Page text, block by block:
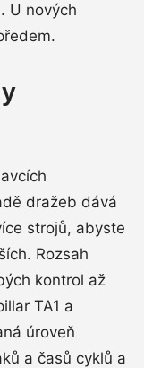
U nových
dražeb dává
strojů, abyste
Rozsah
kontrol až
TA1 a
úroveň
a časů cyklů a